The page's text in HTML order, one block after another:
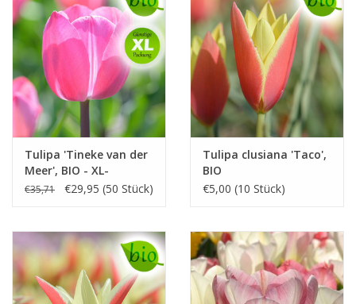
Tulipa 'Tineke van der
Meer', BIO - XL-
Vorteilspackung
€35,71 €29,95 (50 Stück)
Tulipa clusiana 'Taco',
BIO
€5,00 (10 Stück)